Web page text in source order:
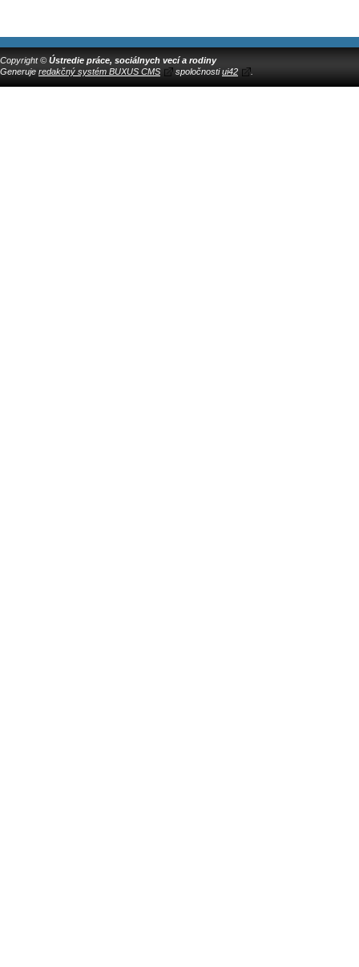
Copyright © Ústredie práce, sociálnych vecí a rodiny
Generuje redakčný systém BUXUS CMS spoločnostiui42